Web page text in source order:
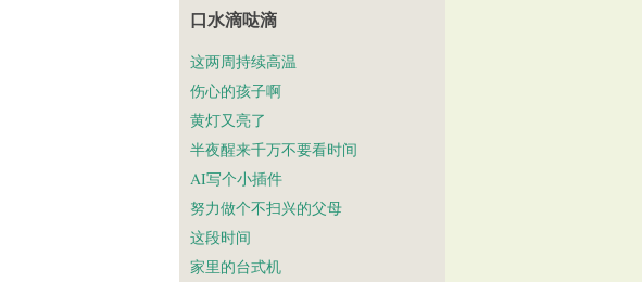
口水滴哒滴
这两周持续高温
伤心的孩子啊
黄灯又亮了
半夜醒来千万不要看时间
AI写个小插件
努力做个不扫兴的父母
这段时间
家里的台式机